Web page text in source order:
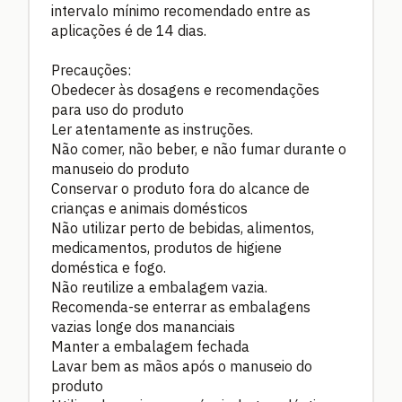
intervalo mínimo recomendado entre as
aplicações é de 14 dias.
Precauções:
Obedecer às dosagens e recomendações
para uso do produto
Ler atentamente as instruções.
Não comer, não beber, e não fumar durante o
manuseio do produto
Conservar o produto fora do alcance de
crianças e animais domésticos
Não utilizar perto de bebidas, alimentos,
medicamentos, produtos de higiene
doméstica e fogo.
Não reutilize a embalagem vazia.
Recomenda-se enterrar as embalagens
vazias longe dos mananciais
Manter a embalagem fechada
Lavar bem as mãos após o manuseio do
produto